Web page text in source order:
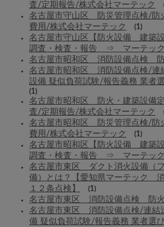
査/定期報告/株式会社マーテック
名古屋市守山区 防災管理点検/防
費用/株式会社マーテック
(1)
名古屋市守山区【防火設備 建築
調査・検査・報告 ⇒ マーテッ
名古屋市昭和区 消防設備点検 防
名古屋市昭和区 消防設備点検/連
設備 疑似負荷試験/報告義務 業者
(1)
名古屋市昭和区 防火・建築設備
査/定期報告/株式会社マーテック
名古屋市昭和区 防災管理点検/防
費用/株式会社マーテック
(1)
名古屋市昭和区【防火設備 建築
調査・検査・報告 ⇒ マーテッ
名古屋市東区 ダクト消火設備（
備）とは？【愛知県マーテック
１２条点検】
(1)
名古屋市東区 消防設備点検 防火
名古屋市東区 消防設備点検/連結
備 疑似負荷試験/報告義務 業者選